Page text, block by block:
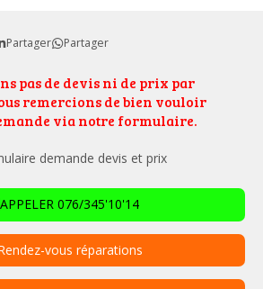
Partager Partager
pas de devis ni de prix par
remercions de bien vouloir
via notre formulaire.
demande devis et prix
APPELER 076/345'10'14
vous réparations